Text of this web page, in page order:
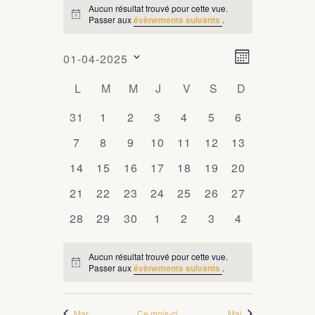
ÉVÈNEMENTS
Notice
Aucun résultat trouvé pour cette vue.
Passer auxévènements suivants .
N
a
i
g
a
t
i
p
N
v
a
t
o
n
u
e
Mois
01-04-2025
une
date.
C
a
e
r
LLUNDI
M MARDI
MMERCREDI
J JEUDI
V VENDREDI
S SAMEDI
D
0
évènements
31
0
évènements
1
0
évènements
2
0
évènements
3
0
évènements
4
0
évènements
5
0
évènements
6
0
évènements
7
0
évènements
8
0
évènements
9
0
évènements
10
0
évènements
11
0
évènements
12
0
évènements
13
0
évènements
14
0
évènements
15
0
évènements
16
0
évènements
17
0
évènements
18
0
évènements
19
0
évènements
20
0
évènements
21
0
évènements
22
0
évènements
23
0
évènements
24
0
évènements
25
0
évènements
26
0
évènements
27
0
28
0
29
0
30
0
1
0
2
0
3
0
4
Notice
Aucun résultat trouvé pour cette vue.
Passer auxévènements suivants .